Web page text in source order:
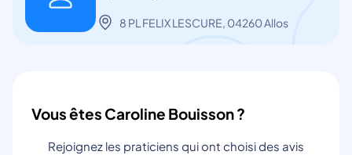
8 PL FELIX LESCURE, 04260 Allos
Vous êtes Caroline Bouisson ?
Rejoignez les praticiens qui ont choisi des avis